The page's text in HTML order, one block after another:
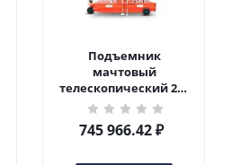
Подъемник
мачтовый
телескопический 200
кг 10 м TOR GTWY10-
200S DC 2-мачтовый
(автономный) (N) в
745 966.42₽